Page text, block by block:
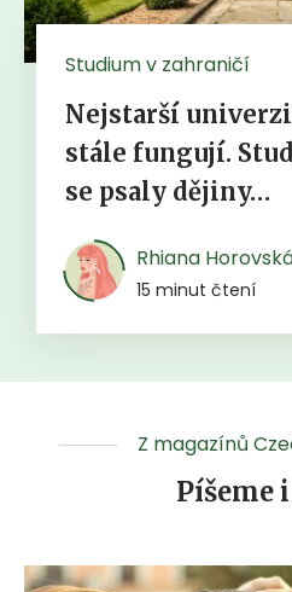
Studium v zahraničí
Nejstarší
stále fungují.
se psaly dějiny…
Rhiana
15 minut čtení
Z magazínů
Píšeme